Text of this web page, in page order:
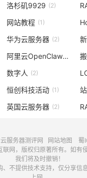
洛杉矶9929 (2)
网站教程 (1)
华为云服务器 (2)
阿里云OpenClaw一键部署
数字人 (2)
恒创科技活动 (1)
英国云服务器 (2)
服务器测评网 网站地图
蜀
网，版权归原著所有。如有
我们将及时撤销！
、不提供技术支持，仅分享信